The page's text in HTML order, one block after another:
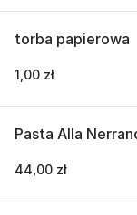
torba papierowa
1,00 zł
Pasta Alla
44,00 zł